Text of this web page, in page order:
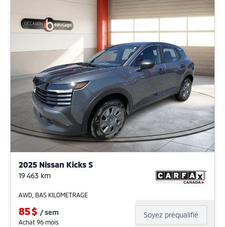
2025 Nissan Kicks S
19 463 km
AWD, BAS KILOMETRAGE
85$ /sem
Achat 96 mois
Soyez préqualifié